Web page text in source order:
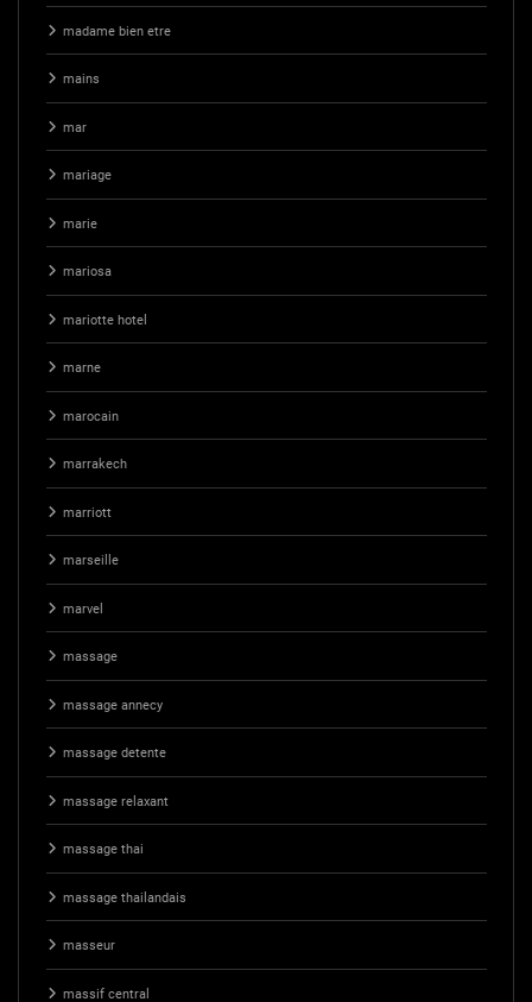
madame bien etre
mains
mar
mariage
marie
mariosa
mariotte hotel
marne
marocain
marrakech
marriott
marseille
marvel
massage
massage annecy
massage detente
massage relaxant
massage thai
massage thailandais
masseur
massif central